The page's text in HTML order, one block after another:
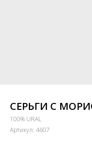
СЕРЬГИ С
100% URAL
Артикул: 4607